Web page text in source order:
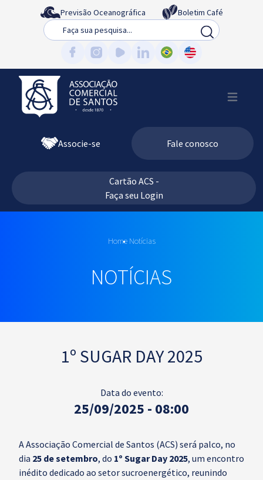
Previsão Oceanográfica
Boletim Café
Busca
Associe-se Fale conosco
Cartão ACS -
Faça seu Login
Home Notícias
NOTÍCIAS
1º SUGAR DAY 2025
Data do evento:
25/09/2025 - 08:00
A Associação Comercial de Santos (ACS) será palco, no
dia 25 de setembro, do 1º Sugar Day 2025, um encontro
inédito dedicado ao setor sucroenergético, reunindo